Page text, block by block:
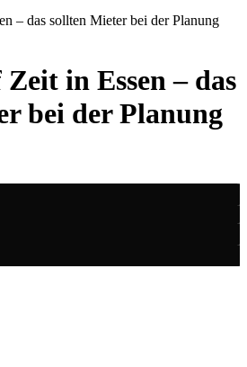
in Essen – das
bei der Planung